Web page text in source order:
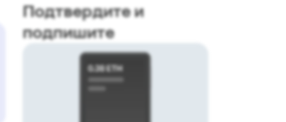
Подтвердите и
подпишите